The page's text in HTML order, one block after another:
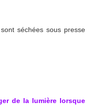
séchées sous presse
de la lumière lorsque